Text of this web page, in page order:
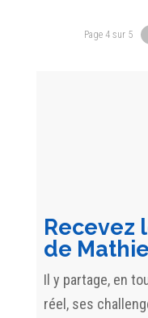
Page 4 sur 5
Recevez
de
Il y partage, en
réel, ses